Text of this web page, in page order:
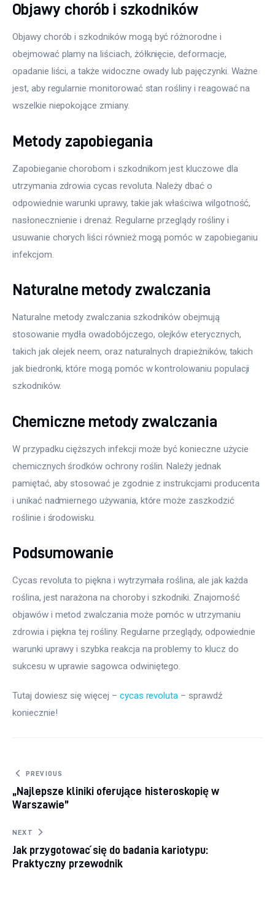
Objawy chorób i szkodników
Objawy chorób i szkodników mogą być różnorodne i
obejmować plamy na liściach, żółknięcie, deformacje,
opadanie liści, a także widoczne owady lub pajęczynki. Ważne
jest, aby regularnie monitorować stan rośliny i reagować na
wszelkie niepokojące zmiany.
Metody zapobiegania
Zapobieganie chorobom i szkodnikom jest kluczowe dla
utrzymania zdrowia cycas revoluta. Należy dbać o
odpowiednie warunki uprawy, takie jak właściwa wilgotność,
nasłonecznienie i drenaż. Regularne przeglądy rośliny i
usuwanie chorych liści również mogą pomóc w zapobieganiu
infekcjom.
Naturalne metody zwalczania
Naturalne metody zwalczania szkodników obejmują
stosowanie mydła owadobójczego, olejków eterycznych,
takich jak olejek neem, oraz naturalnych drapieżników, takich
jak biedronki, które mogą pomóc w kontrolowaniu populacji
szkodników.
Chemiczne metody zwalczania
W przypadku cięższych infekcji może być konieczne użycie
chemicznych środków ochrony roślin. Należy jednak
pamiętać, aby stosować je zgodnie z instrukcjami producenta
i unikać nadmiernego używania, które może zaszkodzić
roślinie i środowisku.
Podsumowanie
Cycas revoluta to piękna i wytrzymała roślina, ale jak każda
roślina, jest narażona na choroby i szkodniki. Znajomość
objawów i metod zwalczania może pomóc w utrzymaniu
zdrowia i piękna tej rośliny. Regularne przeglądy, odpowiednie
warunki uprawy i szybka reakcja na problemy to klucz do
sukcesu w uprawie sagowca odwiniętego.
Tutaj dowiesz się więcej – cycas revoluta – sprawdź
koniecznie!
Nawigacja wpisu
PREVIOUS
„Najlepsze kliniki oferujące histeroskopię w
Warszawie”
NEXT
Jak przygotować się do badania kariotypu:
Praktyczny przewodnik